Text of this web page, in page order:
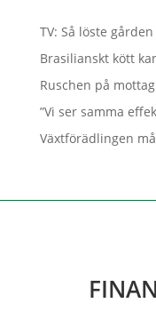
TV: Så löste
Brasilianskt kött
Ruschen på
”Vi ser samma
Växtförädlingen